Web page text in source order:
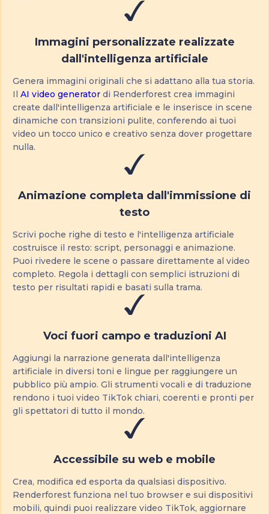
Immagini personalizzate realizzate
dall'intelligenza artificiale
Genera immagini originali che si adattano alla tua storia.
Il AI video generator di Renderforest crea immagini
create dall'intelligenza artificiale e le inserisce in scene
dinamiche con transizioni pulite, conferendo ai tuoi
video un tocco unico e creativo senza dover progettare
nulla.
Animazione completa dall'immissione di
testo
Scrivi poche righe di testo e l'intelligenza artificiale
costruisce il resto: script, personaggi e animazione.
Puoi rivedere le scene o passare direttamente al video
completo. Regola i dettagli con semplici istruzioni di
testo per risultati rapidi e basati sulla trama.
Voci fuori campo e traduzioni AI
Aggiungi la narrazione generata dall'intelligenza
artificiale in diversi toni e lingue per raggiungere un
pubblico più ampio. Gli strumenti vocali e di traduzione
rendono i tuoi video TikTok chiari, coerenti e pronti per
gli spettatori di tutto il mondo.
Accessibile su web e mobile
Crea, modifica ed esporta da qualsiasi dispositivo.
Renderforest funziona nel tuo browser e sui dispositivi
mobili, quindi puoi realizzare video TikTok, aggiornare